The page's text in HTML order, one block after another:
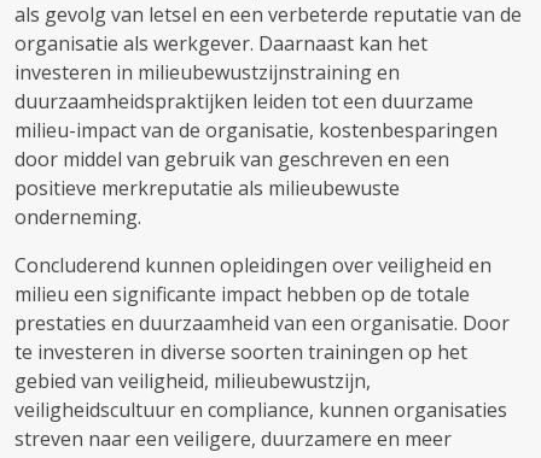
als gevolg van letsel en een verbeterde reputatie van de
organisatie als werkgever. Daarnaast kan het
investeren in milieubewustzijnstraining en
duurzaamheidspraktijken leiden tot een duurzame
milieu-impact van de organisatie, kostenbesparingen
door middel van gebruik van geschreven en een
positieve merkreputatie als milieubewuste
onderneming.
Concluderend kunnen opleidingen over veiligheid en
milieu een significante impact hebben op de totale
prestaties en duurzaamheid van een organisatie. Door
te investeren in diverse soorten trainingen op het
gebied van veiligheid, milieubewustzijn,
veiligheidscultuur en compliance, kunnen organisaties
streven naar een veiligere, duurzamere en meer